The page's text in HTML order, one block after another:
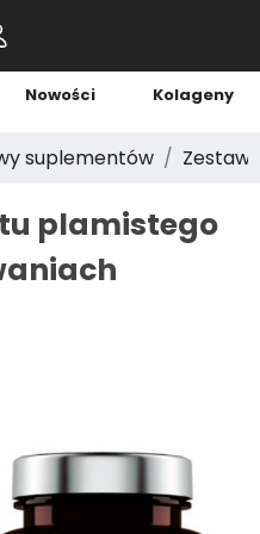
Nowości Kolageny
suplementów Zestaw
plamistego